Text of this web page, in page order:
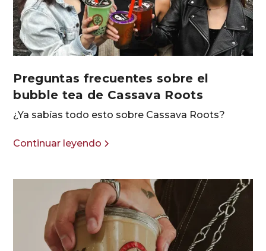
Preguntas frecuentes sobre el
bubble tea de Cassava Roots
¿Ya sabías todo esto sobre Cassava Roots?
Continuar leyendo